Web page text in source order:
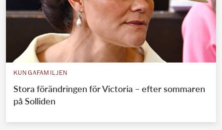
KUNGAFAMILJEN
Stora förändringen för Victoria – efter sommaren
på Solliden